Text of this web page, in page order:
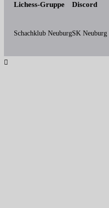
Lichess-Gruppe
Schachklub Neuburg
Discord
SK Neuburg